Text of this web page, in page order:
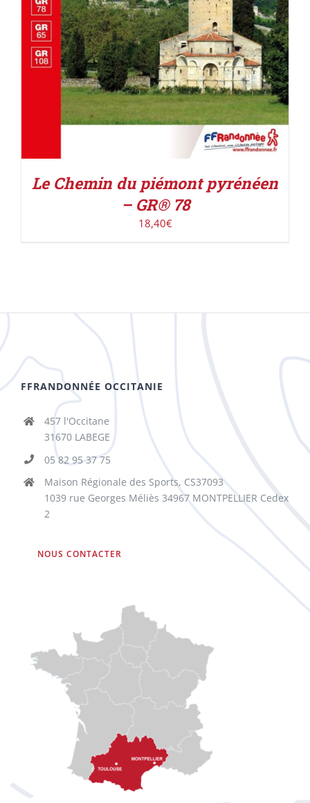
Le Chemin du piémont pyrénéen
– GR® 78
18,40€
FFRANDONNÉE OCCITANIE
457 l'Occitane
31670 LABEGE
05 82 95 37 75
Maison Régionale des Sports, CS37093
1039 rue Georges Méliès 34967 MONTPELLIER Cedex
2
NOUS CONTACTER